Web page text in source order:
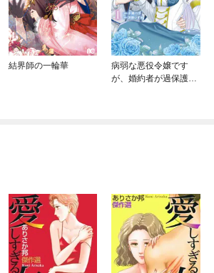
結界師の一輪華
病弱な悪役令嬢です
が、婚約者が過保護す